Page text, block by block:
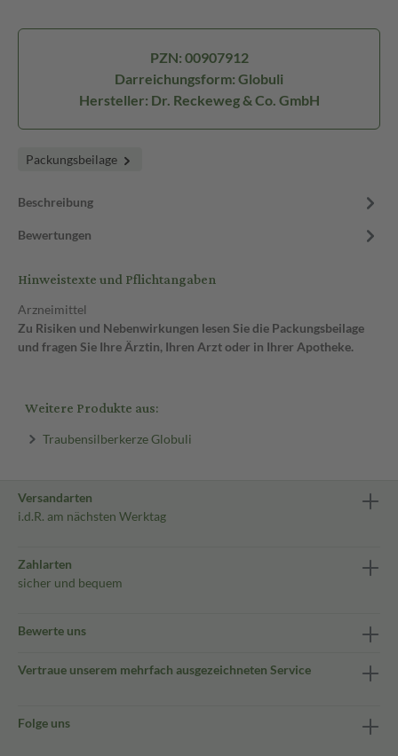
PZN: 00907912
Darreichungsform: Globuli
Hersteller: Dr. Reckeweg & Co. GmbH
Packungsbeilage
Beschreibung
Bewertungen
Hinweistexte und Pflichtangaben
Arzneimittel
Zu Risiken und Nebenwirkungen lesen Sie die Packungsbeilage
und fragen Sie Ihre Ärztin, Ihren Arzt oder in Ihrer Apotheke.
Weitere Produkte aus:
Traubensilberkerze Globuli
Versandarten
i.d.R. am nächsten Werktag
Zahlarten
sicher und bequem
Bewerte uns
Vertraue unserem mehrfach ausgezeichneten Service
Folge uns